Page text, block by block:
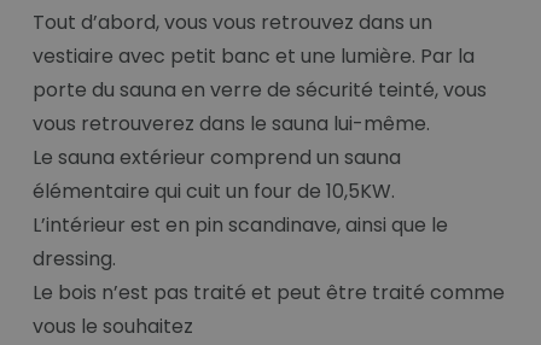
Tout d’abord, vous vous retrouvez dans un
vestiaire avec petit banc et une lumière. Par la
porte du sauna en verre de sécurité teinté, vous
vous retrouverez dans le sauna lui-même.
Le sauna extérieur comprend un sauna
élémentaire qui cuit un four de 10,5KW.
L’intérieur est en pin scandinave, ainsi que le
dressing.
Le bois n’est pas traité et peut être traité comme
vous le souhaitez